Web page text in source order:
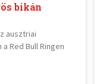
bikán
ausztriai
Red Bull Ringen